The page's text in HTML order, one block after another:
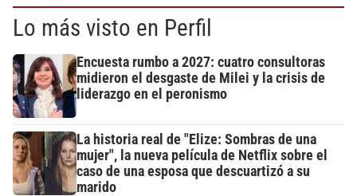
Lo más visto en Perfil
Encuesta rumbo a 2027: cuatro consultoras
midieron el desgaste de Milei y la crisis de
liderazgo en el peronismo
La historia real de "Elize: Sombras de una
mujer", la nueva película de Netflix sobre el
caso de una esposa que descuartizó a su
marido